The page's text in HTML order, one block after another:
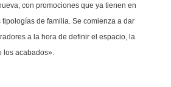
con promociones que ya tienen en
de familia. Se comienza a dar
a la hora de definir el espacio, la
los acabados».